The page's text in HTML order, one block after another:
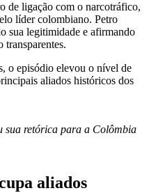
de ligação com o narcotráfico,
líder colombiano. Petro
sua legitimidade e afirmando
transparentes.
o episódio elevou o nível de
aliados históricos dos
sua retórica para a Colômbia
aliados